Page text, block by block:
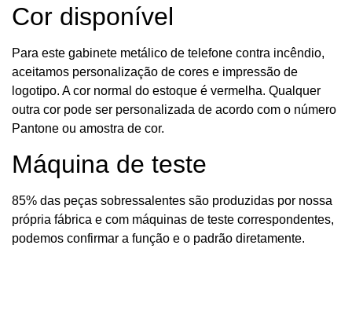
Cor disponível
Para este gabinete metálico de telefone contra incêndio,
aceitamos personalização de cores e impressão de
logotipo. A cor normal do estoque é vermelha. Qualquer
outra cor pode ser personalizada de acordo com o número
Pantone ou amostra de cor.
Máquina de teste
85% das peças sobressalentes são produzidas por nossa
própria fábrica e com máquinas de teste correspondentes,
podemos confirmar a função e o padrão diretamente.